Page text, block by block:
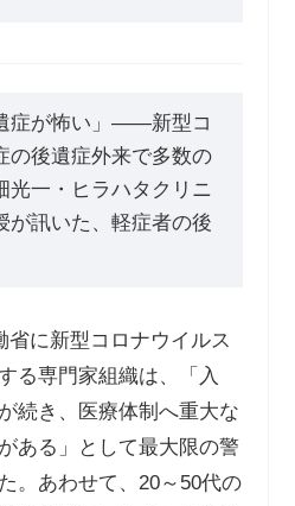
症が怖い」――新型コ
の後遺症外来で多数の
光一・ヒラハタクリニ
が訊いた、軽症者の後
省に新型コロナウイルス
る専門家組織は、「入
続き、医療体制へ重大な
ある」として最大限の警
。あわせて、20～50代の